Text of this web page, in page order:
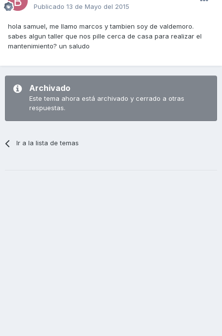
Publicado 13 de Mayo del 2015
hola samuel, me llamo marcos y tambien soy de valdemoro.
sabes algun taller que nos pille cerca de casa para realizar el
mantenimiento? un saludo
Archivado
Este tema ahora está archivado y cerrado a otras
respuestas.
Ir a la lista de temas